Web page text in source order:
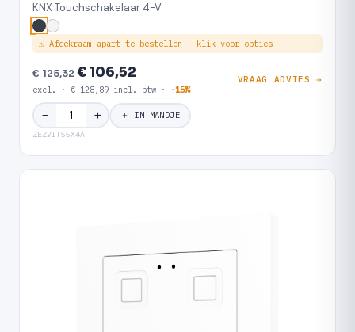
KNX Touchschakelaar 4-V
⚠ Afdekraam apart te bestellen — klik voor opties
€ 125,32€ 106,52
excl. · € 128,89 incl. btw · -15%
VRAAG ADVIES →
− ＋ ＋ IN MANDJE
ZEZVIT55X4A